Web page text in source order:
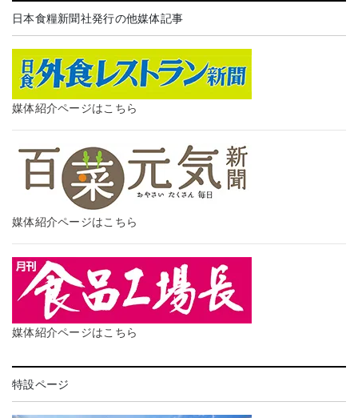
日本食糧新聞社発行の他媒体記事
媒体紹介ページはこちら
媒体紹介ページはこちら
媒体紹介ページはこちら
特設ページ